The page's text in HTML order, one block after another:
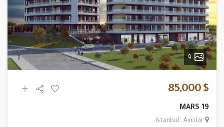
9
$ 85,000
MARS 19
Istanbul , Avcılar